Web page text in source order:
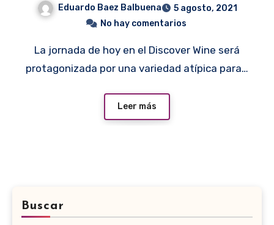
Eduardo Baez Balbuena
5 agosto, 2021
No hay comentarios
La jornada de hoy en el Discover Wine será
protagonizada por una variedad atípica para…
Leer más
Buscar